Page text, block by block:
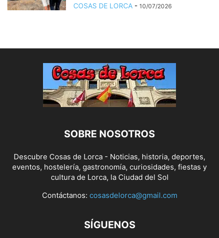
COSAS DE LORCA - 10/07/2026
SOBRE NOSOTROS
Descubre Cosas de Lorca - Noticias, historia, deportes,
eventos, hostelería, gastronomía, curiosidades, fiestas y
cultura de Lorca, la Ciudad del Sol
Contáctanos: cosasdelorca@gmail.com
SÍGUENOS